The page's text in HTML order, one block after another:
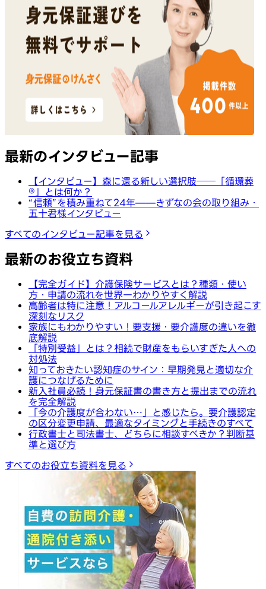
最新のインタビュー記事
【インタビュー】森に還る新しい選択肢──「循環葬
®︎」とは何か？
“信頼”を積み重ねて24年——きずなの会の取り組み・
五十君様インタビュー
すべてのインタビュー記事を見る
最新のお役立ち資料
【完全ガイド】介護保険サービスとは？種類・使い
方・申請の流れを世界一わかりやすく解説
高齢者は特に注意！アルコールアレルギーが引き起こす
深刻なリスク
家族にもわかりやすい！要支援・要介護度の違いを徹
底解説
「特別受益」とは？相続で財産をもらいすぎた人への
対処法
知っておきたい認知症のサイン：早期発見と適切な介
護につなげるために
新入社員必読！身元保証書の書き方と提出までの流れ
を完全解説
「今の介護度が合わない…」と感じたら。要介護認定
の区分変更申請、最適なタイミングと手続きのすべて
行政書士と司法書士、どちらに相談すべきか？判断基
準と選び方
すべてのお役立ち資料を見る